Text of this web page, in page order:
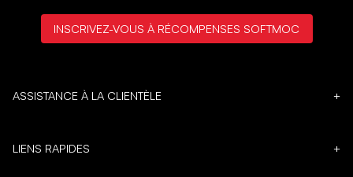
ASSISTANCE À LA CLIENTÈLE +
LIENS RAPIDES +
INSCRIVEZ-VOUS À RÉCOMPENSES SOFTMOC